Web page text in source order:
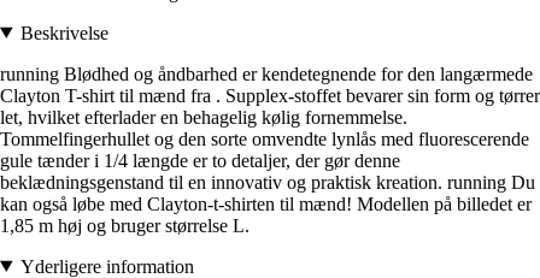
Beskrivelse
running Blødhed og åndbarhed er kendetegnende for den langærmede
Clayton T-shirt til mænd fra . Supplex-stoffet bevarer sin form og tørrer
let, hvilket efterlader en behagelig kølig fornemmelse.
Tommelfingerhullet og den sorte omvendte lynlås med fluorescerende
gule tænder i 1/4 længde er to detaljer, der gør denne
beklædningsgenstand til en innovativ og praktisk kreation. running Du
kan også løbe med Clayton-t-shirten til mænd! Modellen på billedet er
1,85 m høj og bruger størrelse L.
Yderligere information